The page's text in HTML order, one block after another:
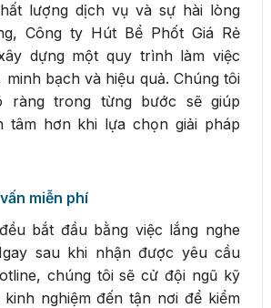
lượng dịch vụ và sự hài lòng
Công ty Hút Bể Phốt Giá Rẻ
dựng một quy trình làm việc
minh bạch và hiệu quả. Chúng tôi
ràng trong từng bước sẽ giúp
tâm hơn khi lựa chọn giải pháp
miễn phí
bắt đầu bằng việc lắng nghe
sau khi nhận được yêu cầu
chúng tôi sẽ cử đội ngũ kỹ
nghiệm đến tận nơi để kiểm